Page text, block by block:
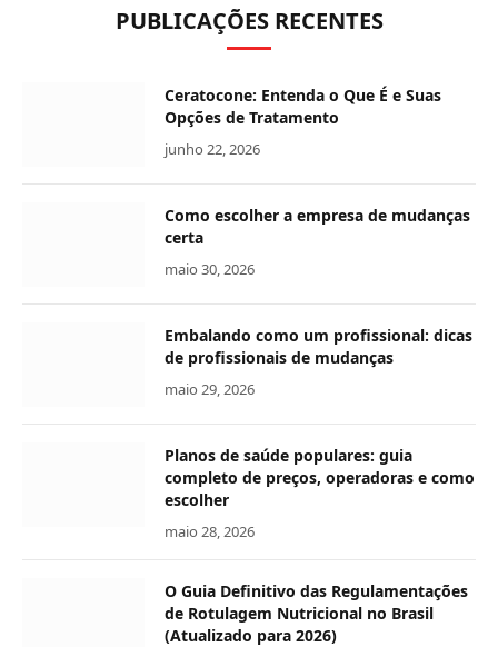
PUBLICAÇÕES RECENTES
Ceratocone: Entenda o Que É e Suas
Opções de Tratamento
junho 22, 2026
Como escolher a empresa de mudanças
certa
maio 30, 2026
Embalando como um profissional: dicas
de profissionais de mudanças
maio 29, 2026
Planos de saúde populares: guia
completo de preços, operadoras e como
escolher
maio 28, 2026
O Guia Definitivo das Regulamentações
de Rotulagem Nutricional no Brasil
(Atualizado para 2026)